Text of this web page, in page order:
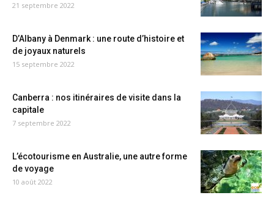
21 septembre 2022
D’Albany à Denmark : une route d’histoire et
de joyaux naturels
15 septembre 2022
Canberra : nos itinéraires de visite dans la
capitale
7 septembre 2022
L’écotourisme en Australie, une autre forme
de voyage
10 août 2022